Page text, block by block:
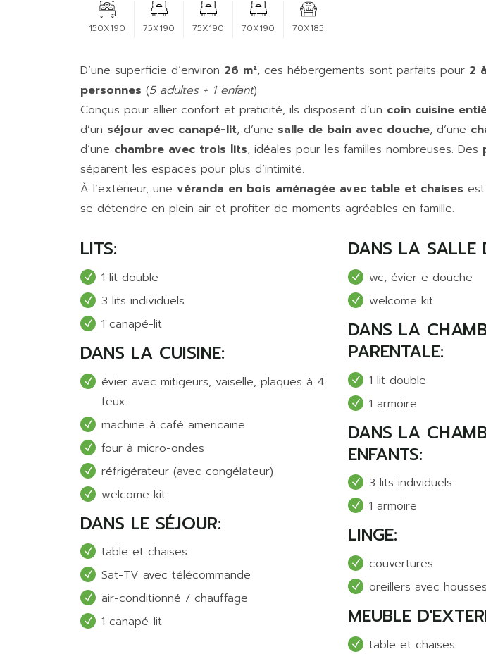
150X190 75X190 75X190 70X190 70X185
D’une superficie d’environ 26 m², ces hébergements sont parfaits pour 2
personnes (5 adultes + 1 enfant).
Conçus pour allier confort et praticité, ils disposent d’un coin cuisine
d’un séjour avec canapé-lit, d’une salle de bain avec douche, d’une
d’une chambre avec trois lits, idéales pour les familles nombreuses. Des
séparent les espaces pour plus d’intimité.
À l’extérieur, une véranda en bois aménagée avec table et chaises
se détendre en plein air et profiter de moments agréables en famille.
LITS:
1 lit double
3 lits individuels
1 canapé-lit
DANS LA CUISINE:
évier avec mitigeurs, vaiselle, plaques à 4
feux
machine à café americaine
four à micro-ondes
réfrigérateur (avec congélateur)
welcome kit
DANS LE SÉJOUR:
table et chaises
Sat-TV avec télécommande
air-conditionné / chauffage
1 canapé-lit
DANS LA SALLE
wc, évier e douche
welcome kit
DANS LA
PARENTALE:
1 lit double
1 armoire
DANS LA
ENFANTS:
3 lits individuels
1 armoire
LINGE:
couvertures
oreillers avec housses
MEUBLE
table et chaises